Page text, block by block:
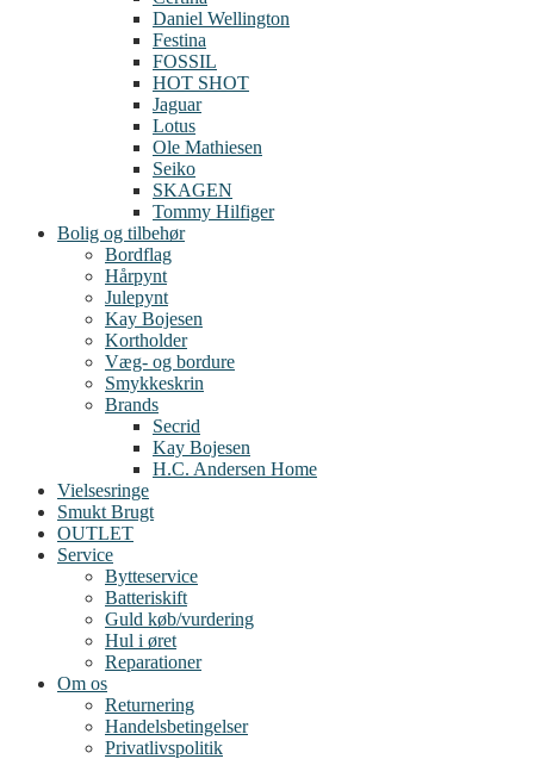
Daniel Wellington
Festina
FOSSIL
HOT SHOT
Jaguar
Lotus
Ole Mathiesen
Seiko
SKAGEN
Tommy Hilfiger
Bolig og tilbehør
Bordflag
Hårpynt
Julepynt
Kay Bojesen
Kortholder
Væg- og bordure
Smykkeskrin
Brands
Secrid
Kay Bojesen
H.C. Andersen Home
Vielsesringe
Smukt Brugt
OUTLET
Service
Bytteservice
Batteriskift
Guld køb/vurdering
Hul i øret
Reparationer
Om os
Returnering
Handelsbetingelser
Privatlivspolitik